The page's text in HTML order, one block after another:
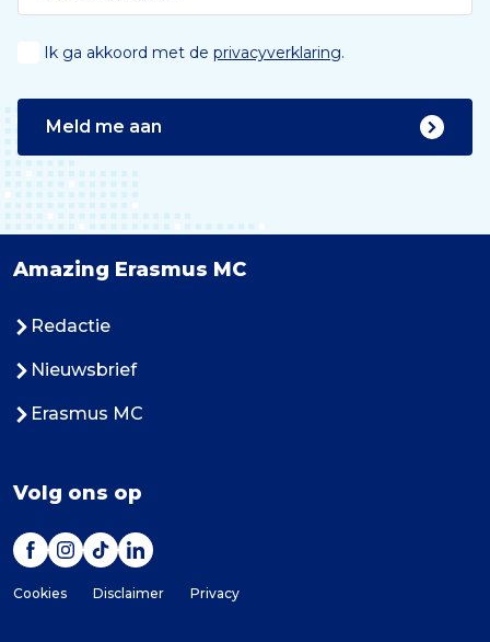
Ik ga akkoord met de privacyverklaring.
Meld me aan
Amazing Erasmus MC
Redactie
Nieuwsbrief
Erasmus MC
Volg ons op
Cookies Disclaimer Privacy